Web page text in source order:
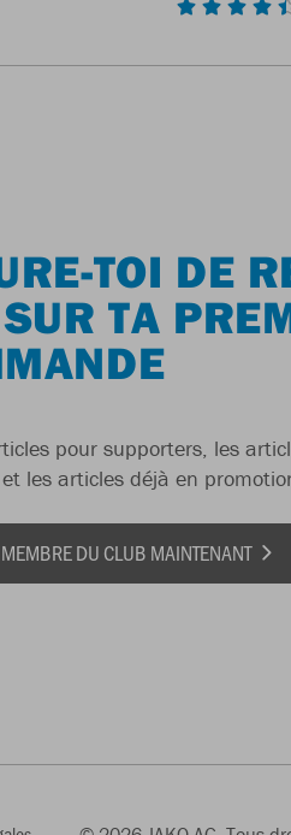
TOI DE
TA
pour supporters, les
les articles déjà en
DU CLUB MAINTENANT